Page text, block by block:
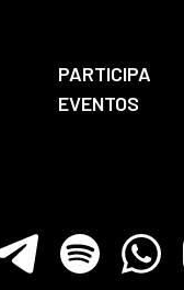
PARTICIPA
EVENTOS
Spotify